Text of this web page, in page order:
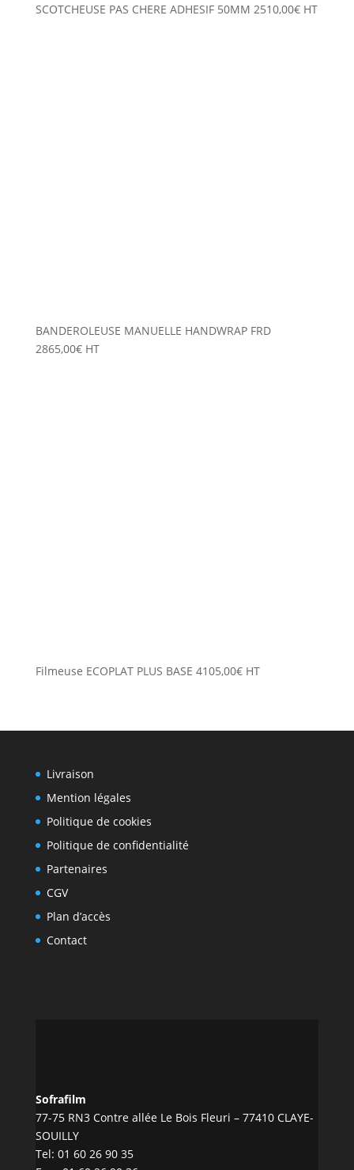
SCOTCHEUSE PAS CHERE ADHESIF 50MM 2510,00€ HT
BANDEROLEUSE MANUELLE HANDWRAP FRD
2865,00€ HT
Filmeuse ECOPLAT PLUS BASE 4105,00€ HT
Livraison
Mention légales
Politique de cookies
Politique de confidentialité
Partenaires
CGV
Plan d’accès
Contact
Sofrafilm
77-75 RN3 Contre allée Le Bois Fleuri – 77410 CLAYE-
SOUILLY
Tel: 01 60 26 90 35